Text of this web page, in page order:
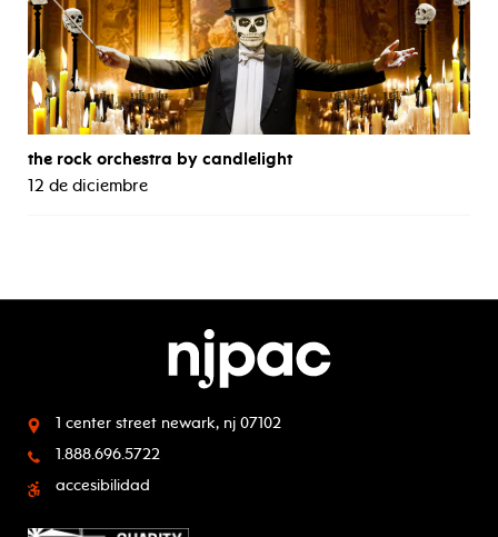
the rock orchestra by candlelight
12 de diciembre
1 center street newark, nj 07102
1.888.696.5722
accesibilidad